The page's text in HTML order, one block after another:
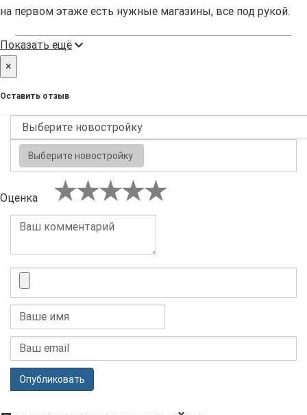
на первом этаже есть нужные магазины, все под рукой.
Показать ещё
×
Оставить отзыв
Выберите новостройку
Оценка
Опубликовать